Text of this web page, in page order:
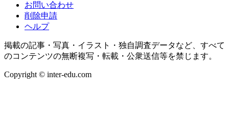
お問い合わせ
削除申請
ヘルプ
掲載の記事・写真・イラスト・独自調査データなど、すべて
のコンテンツの無断複写・転載・公衆送信等を禁じます。
Copyright © inter-edu.com